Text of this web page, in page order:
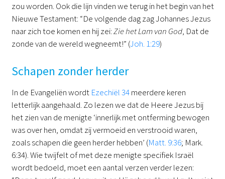
zou worden. Ook die lijn vinden we terug in het begin van het
Nieuwe Testament: “De volgende dag zag Johannes Jezus
naar zich toe komen en hij zei:Zie het Lam van God, Dat de
zonde van de wereld wegneemt!” (Joh. 1:29)
Schapen zonder herder
In de Evangeliën wordt Ezechiël 34meerdere keren
letterlijk aangehaald. Zo lezen we dat de Heere Jezus bij
het zien van de menigte ‘innerlijk met ontferming bewogen
was over hen, omdat zij vermoeid en verstrooid waren,
zoals schapen die geen herder hebben’ (Matt. 9:36; Mark.
6:34). Wie twijfelt of met deze menigte specifiek Israël
wordt bedoeld, moet een aantal verzen verder lezen: